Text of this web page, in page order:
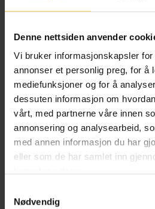
Denne nettsiden anvender
Vi bruker informasjonskapsler for
annonser et personlig preg, for å
mediefunksjoner og for å
dessuten informasjon om
vårt, med partnerne våre innen
annonsering og analysearbeid,
med annen informasjon du har
eller som de har samlet inn
Nødvendig
Imran
Trygderett og